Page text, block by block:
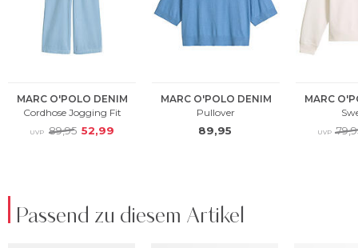
Passend zu diesem Artikel